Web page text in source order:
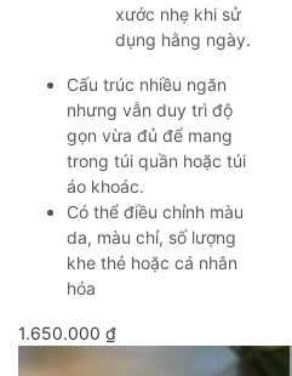
xước nhẹ khi sử
dụng hằng ngày.
Cấu trúc nhiều ngăn
nhưng vẫn duy trì độ
gọn vừa đủ để mang
trong túi quần hoặc túi
áo khoác.
Có thể điều chỉnh màu
da, màu chỉ, số lượng
khe thẻ hoặc cá nhân
hóa
1.650.000 ₫